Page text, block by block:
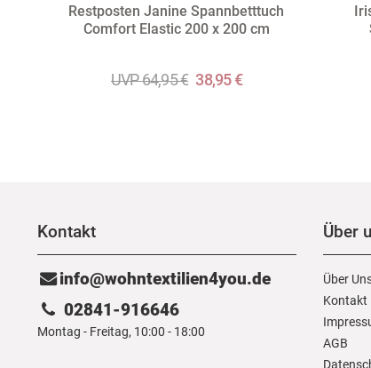
Restposten Janine Spannbetttuch
Comfort Elastic 200 x 200 cm
UVP 64,95 € 38,95 €
Kontakt
info@wohntextilien4you.de
02841-916646
Montag - Freitag, 10:00 - 18:00
Über
Über
Kontakt
AGB